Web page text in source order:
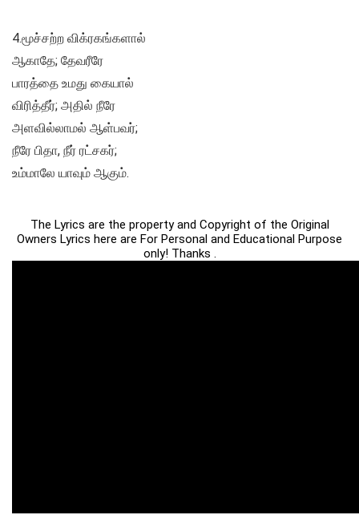
4.மூச்சற்ற விக்ரகங்களால்
ஆகாதே; தேவரீரே
பாரத்தை உமது கையால்
விரித்தீர்; அதில் நீரே
அளவில்லாமல் ஆள்பவர்;
நீரே பிதா, நீர் ரட்சகர்;
உம்மாலே யாவும் ஆகும்.
The Lyrics are the property and Copyright of the Original
Owners Lyrics here are For Personal and Educational Purpose
only! Thanks .